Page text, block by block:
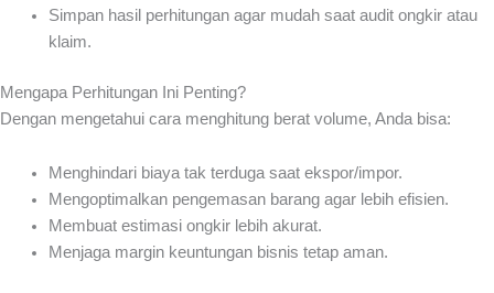
Simpan hasil perhitungan agar mudah saat audit ongkir atau
klaim.
Mengapa Perhitungan Ini Penting?
Dengan mengetahui cara menghitung berat volume, Anda bisa:
Menghindari biaya tak terduga saat ekspor/impor.
Mengoptimalkan pengemasan barang agar lebih efisien.
Membuat estimasi ongkir lebih akurat.
Menjaga margin keuntungan bisnis tetap aman.